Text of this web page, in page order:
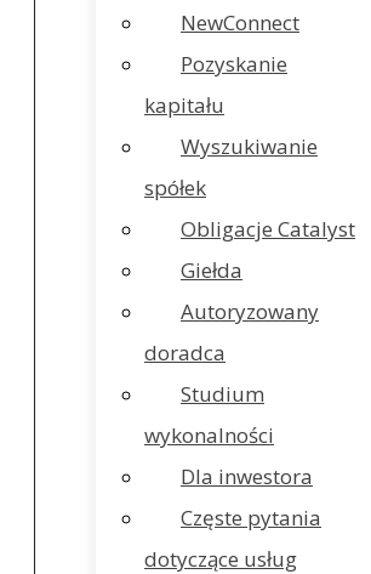
NewConnect
Pozyskanie
kapitału
Wyszukiwanie
spółek
Obligacje Catalyst
Giełda
Autoryzowany
doradca
Studium
wykonalności
Dla inwestora
Częste pytania
dotyczące usług